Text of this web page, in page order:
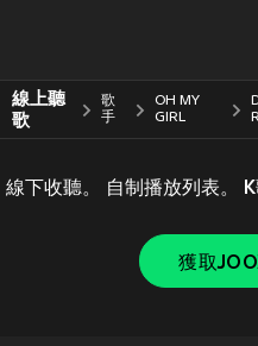
線上聽
歌
歌
手
OH MY
GIRL
線下收聽。 自制播放列表。
獲取